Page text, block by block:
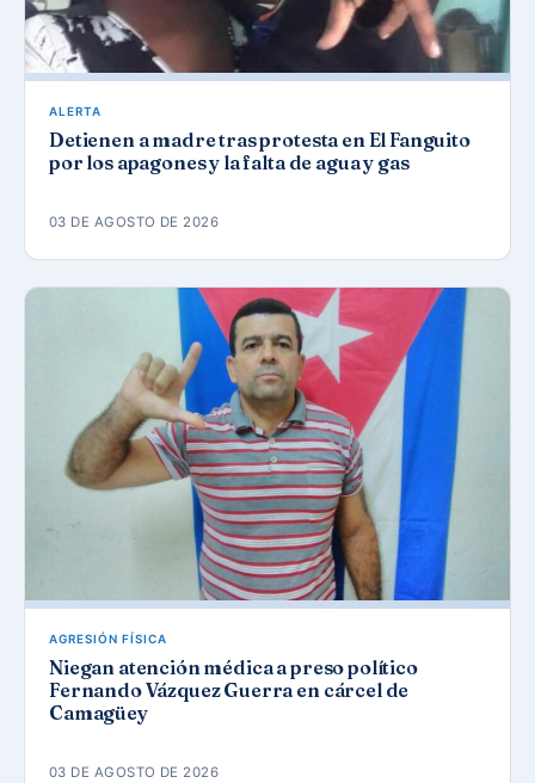
ALERTA
Detienen a madre tras protesta en El Fanguito
por los apagones y la falta de agua y gas
03 DE AGOSTO DE 2026
AGRESIÓN FÍSICA
Niegan atención médica a preso político
Fernando Vázquez Guerra en cárcel de
Camagüey
03 DE AGOSTO DE 2026